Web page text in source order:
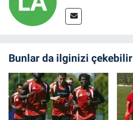
Bunlar da ilginizi çekebilir